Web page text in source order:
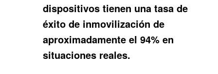
dispositivos tienen una tasa de
éxito de inmovilización de
aproximadamente el 94% en
situaciones reales.